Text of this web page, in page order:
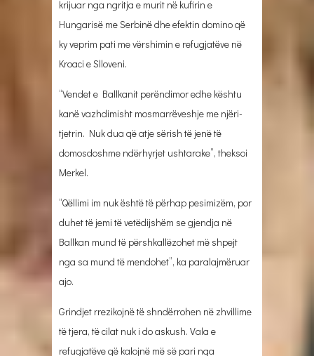
krijuar nga ngritja e murit në kufirin e
Hungarisë me Serbinë dhe efektin domino që
ky veprim pati me vërshimin e refugjatëve në
Kroaci e Slloveni.
“Vendet e Ballkanit perëndimor edhe kështu
kanë vazhdimisht mosmarrëveshje me njëri-
tjetrin. Nuk dua që atje sërish të jenë të
domosdoshme ndërhyrjet ushtarake”, theksoi
Merkel.
“Qëllimi im nuk është të përhap pesimizëm, por
duhet të jemi të vetëdijshëm se gjendja në
Ballkan mund të përshkallëzohet më shpejt
nga sa mund të mendohet”, ka paralajmëruar
ajo.
Grindjet rrezikojnë të shndërrohen në zhvillime
të tjera, të cilat nuk i do askush. Vala e
refugjatëve që kalojnë më së pari nga